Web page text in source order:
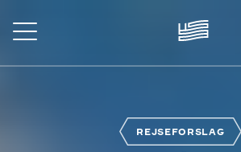
to
main
REJSEFORSLAG